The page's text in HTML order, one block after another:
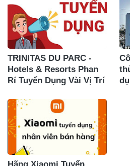
TRINITAS DU PARC -
Hotels & Resorts Phan
Rí Tuyển Dụng Vài Vị Trí